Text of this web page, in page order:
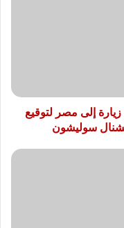
إلى مصر لتوقيع
سوليشون